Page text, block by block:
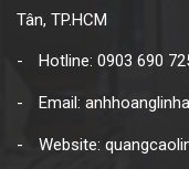
Tân, TP.HCM
Hotline: 0903 690
Email:
Website: